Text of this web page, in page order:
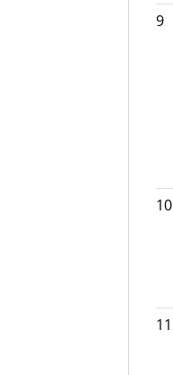
9
10
11